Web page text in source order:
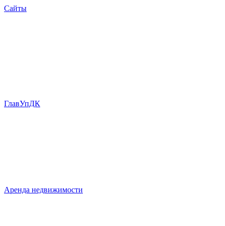
Сайты
ГлавУпДК
Аренда недвижимости